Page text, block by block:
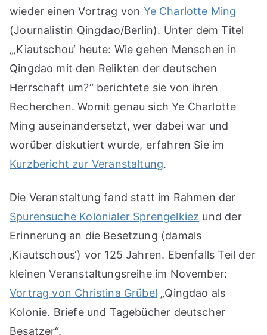
Vortrag
heute“
am
23.11.
wieder einen Vortrag von Ye Charlotte Ming
(Journalistin Qingdao/Berlin). Unter dem Titel
„‚Kiautschou‘ heute: Wie gehen Menschen in
Qingdao mit den Relikten der deutschen
Herrschaft um?“ berichtete sie von ihren
Recherchen. Womit genau sich Ye Charlotte
Ming auseinandersetzt, wer dabei war und
worüber diskutiert wurde, erfahren Sie im
Kurzbericht zur Veranstaltung.
Die Veranstaltung fand statt im Rahmen der
Spurensuche Kolonialer Sprengelkiez und der
Erinnerung an die Besetzung (damals
‚Kiautschous‘) vor 125 Jahren. Ebenfalls Teil der
kleinen Veranstaltungsreihe im November:
Vortrag von Christina Grübel „Qingdao als
Kolonie. Briefe und Tagebücher deutscher
Besatzer“.